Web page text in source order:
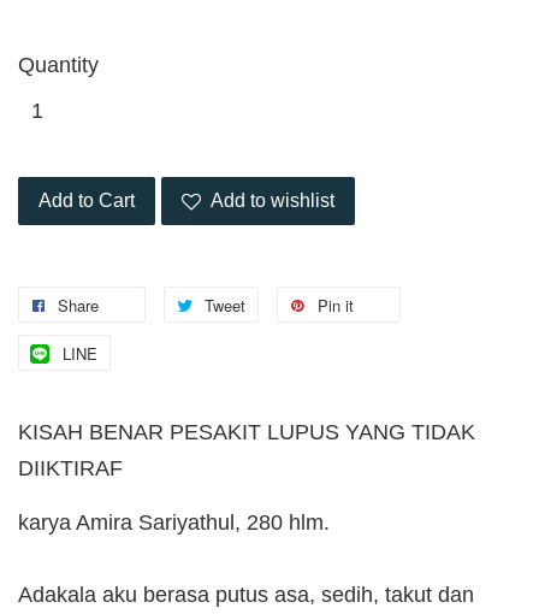
Quantity
Add to Cart Add to wishlist
Share Tweet Pin it
LINE
KISAH BENAR PESAKIT LUPUS YANG TIDAK
DIIKTIRAF
karya Amira Sariyathul, 280 hlm.
Adakala aku berasa putus asa, sedih, takut dan